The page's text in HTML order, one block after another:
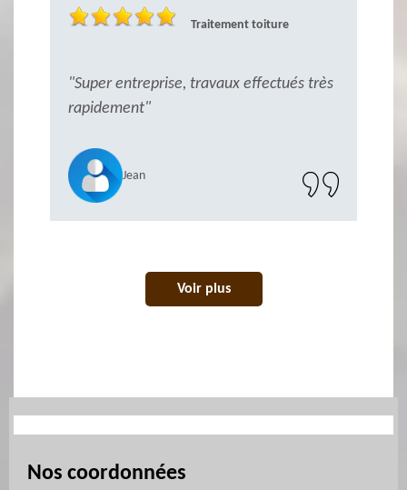
Traitement toiture
"Super entreprise, travaux effectués très
rapidement"
Jean
Voir plus
Nos coordonnées